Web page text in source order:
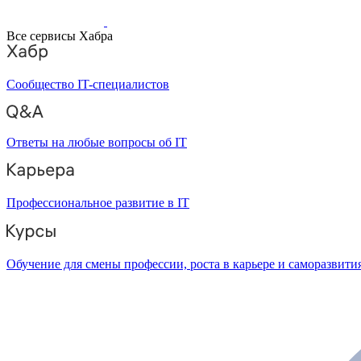
Все сервисы Хабра
Сообщество IT-специалистов
Ответы на любые вопросы об IT
Профессиональное развитие в IT
Обучение для смены профессии, роста в карьере и